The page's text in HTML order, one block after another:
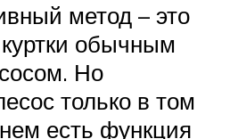
метод – это
обычным
Но
только в том
есть функция